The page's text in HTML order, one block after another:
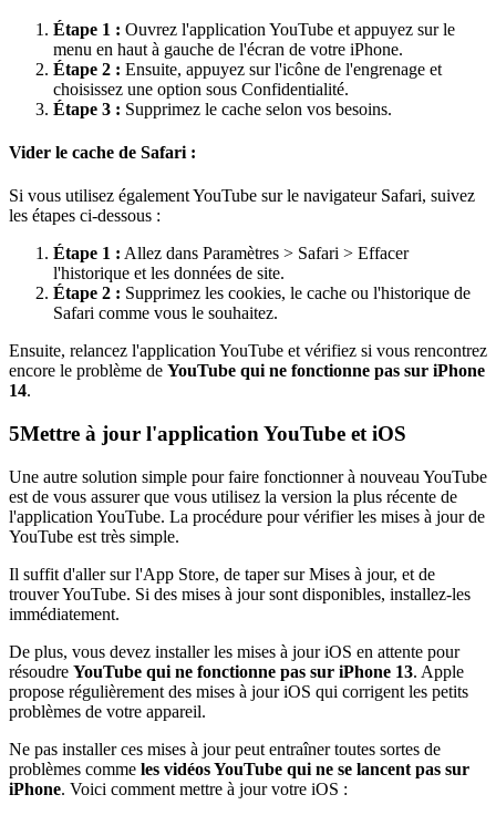
Étape 1 : Ouvrez l'application YouTube et appuyez sur le
menu en haut à gauche de l'écran de votre iPhone.
Étape 2 : Ensuite, appuyez sur l'icône de l'engrenage et
choisissez une option sous Confidentialité.
Étape 3 : Supprimez le cache selon vos besoins.
Vider le cache de Safari :
Si vous utilisez également YouTube sur le navigateur Safari, suivez
les étapes ci-dessous :
Étape 1 : Allez dans Paramètres > Safari > Effacer
l'historique et les données de site.
Étape 2 : Supprimez les cookies, le cache ou l'historique de
Safari comme vous le souhaitez.
Ensuite, relancez l'application YouTube et vérifiez si vous rencontrez
encore le problème de YouTube qui ne fonctionne pas sur iPhone
14.
5Mettre à jour l'application YouTube et iOS
Une autre solution simple pour faire fonctionner à nouveau YouTube
est de vous assurer que vous utilisez la version la plus récente de
l'application YouTube. La procédure pour vérifier les mises à jour de
YouTube est très simple.
Il suffit d'aller sur l'App Store, de taper sur Mises à jour, et de
trouver YouTube. Si des mises à jour sont disponibles, installez-les
immédiatement.
De plus, vous devez installer les mises à jour iOS en attente pour
résoudre YouTube qui ne fonctionne pas sur iPhone 13. Apple
propose régulièrement des mises à jour iOS qui corrigent les petits
problèmes de votre appareil.
Ne pas installer ces mises à jour peut entraîner toutes sortes de
problèmes comme les vidéos YouTube qui ne se lancent pas sur
iPhone. Voici comment mettre à jour votre iOS :